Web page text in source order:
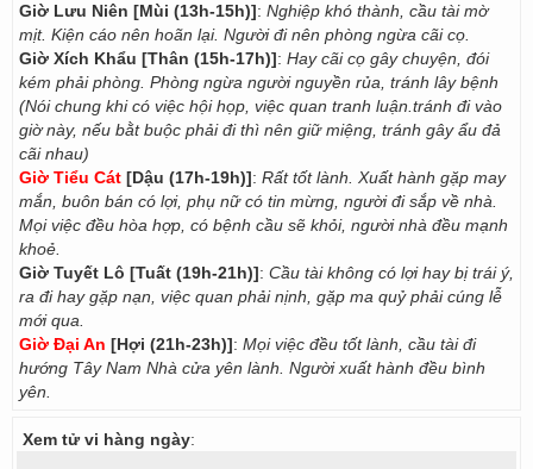
Giờ Lưu Niên [Mùi (13h-15h)]: Nghiệp khó thành, cầu tài mờ
mịt. Kiện cáo nên hoãn lại. Người đi nên phòng ngừa cãi cọ.
Giờ Xích Khẩu [Thân (15h-17h)]: Hay cãi cọ gây chuyện, đói
kém phải phòng. Phòng ngừa người nguyền rủa, tránh lây bệnh
(Nói chung khi có việc hội họp, việc quan tranh luận.tránh đi vào
giờ này, nếu bằt buộc phải đi thì nên giữ miệng, tránh gây ẩu đả
cãi nhau)
Giờ Tiểu Cát [Dậu (17h-19h)]: Rất tốt lành. Xuất hành gặp may
mắn, buôn bán có lợi, phụ nữ có tin mừng, người đi sắp về nhà.
Mọi việc đều hòa hợp, có bệnh cầu sẽ khỏi, người nhà đều mạnh
khoẻ.
Giờ Tuyết Lô [Tuất (19h-21h)]: Cầu tài không có lợi hay bị trái ý,
ra đi hay gặp nạn, việc quan phải nịnh, gặp ma quỷ phải cúng lễ
mới qua.
Giờ Đại An [Hợi (21h-23h)]: Mọi việc đều tốt lành, cầu tài đi
hướng Tây Nam Nhà cửa yên lành. Người xuất hành đều bình
yên.
Xem tử vi hàng ngày: